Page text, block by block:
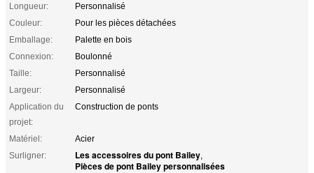
Longueur:
Personnalisé
Couleur:
Pour les pièces détachées
Emballage:
Palette en bois
Connexion:
Boulonné
Taille:
Personnalisé
Largeur:
Personnalisé
Application du
projet:
Construction de ponts
Matériel:
Acier
Surligner:
Les accessoires du pont Bailey,
Pièces de pont Bailey personnalisées